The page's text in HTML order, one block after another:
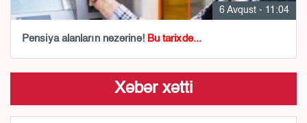
6 Avqust - 11:04
Pensiya alanların nəzərinə! Bu tarixdə...
Xəbər xətti